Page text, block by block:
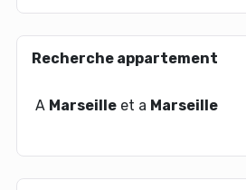
Recherche appartement
A Marseilleet a Marseille